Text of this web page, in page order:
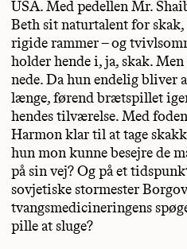
USA. Med pedellen Mr.
Beth sit naturtalent for
rigide rammer – og
holder hende i, ja, skak.
nede. Da hun endelig bliver
længe, førend brætspillet
hendes tilværelse. Med
Harmon klar til at tage
hun mon kunne besejre de
på sin vej? Og på et
sovjetiske stormester
tvangsmedicineringens
pille at sluge?